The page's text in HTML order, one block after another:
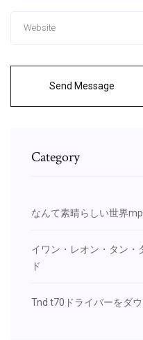
Send Message
Category
なんて素晴らしい世界
イワン・レオン・タン・
ド
Tnd t70ドライバーをダ